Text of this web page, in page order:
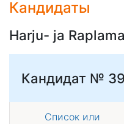
Кандидаты
Harju- ja
Кандидат №
Список или